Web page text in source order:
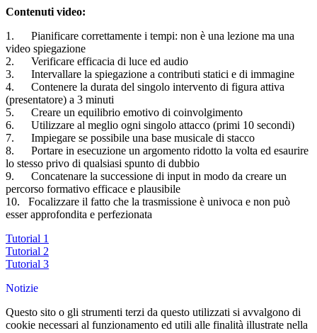
Contenuti video:
1. Pianificare correttamente i tempi: non è una lezione ma una
video spiegazione
2. Verificare efficacia di luce ed audio
3. Intervallare la spiegazione a contributi statici e di immagine
4. Contenere la durata del singolo intervento di figura attiva
(presentatore) a 3 minuti
5. Creare un equilibrio emotivo di coinvolgimento
6. Utilizzare al meglio ogni singolo attacco (primi 10 secondi)
7. Impiegare se possibile una base musicale di stacco
8. Portare in esecuzione un argomento ridotto la volta ed esaurire
lo stesso privo di qualsiasi spunto di dubbio
9. Concatenare la successione di input in modo da creare un
percorso formativo efficace e plausibile
10. Focalizzare il fatto che la trasmissione è univoca e non può
esser approfondita e perfezionata
Tutorial 1
Tutorial 2
Tutorial 3
Notizie
Questo sito o gli strumenti terzi da questo utilizzati si avvalgono di
cookie necessari al funzionamento ed utili alle finalità illustrate nella